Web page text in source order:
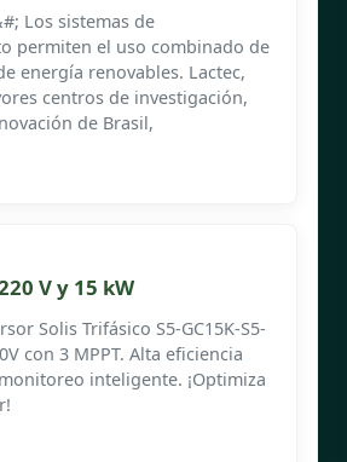
Los sistemas de
permiten el uso combinado de
energía renovables. Lactec,
centros de investigación,
de Brasil,
V y 15 kW
Solis Trifásico S5-GC15K-S5-
con 3 MPPT. Alta eficiencia
monitoreo inteligente. ¡Optimiza